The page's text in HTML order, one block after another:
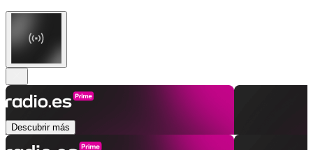
Descubrir más